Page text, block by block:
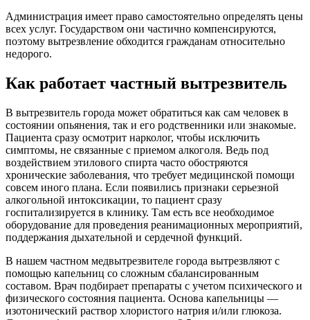
Администрация имеет право самостоятельно определять цены
всех услуг. Государством они частично компенсируются,
поэтому вытрезвление обходится гражданам относительно
недорого.
Как работает частный вытрезвитель
В вытрезвитель города может обратиться как сам человек в
состоянии опьянения, так и его родственники или знакомые.
Пациента сразу осмотрит нарколог, чтобы исключить
симптомы, не связанные с приемом алкоголя. Ведь под
воздействием этилового спирта часто обостряются
хронические заболевания, что требует медицинской помощи
совсем иного плана. Если появились признаки серьезной
алкогольной интоксикации, то пациент сразу
госпитализируется в клинику. Там есть все необходимое
оборудование для проведения реанимационных мероприятий,
поддержания дыхательной и сердечной функций.
В нашем частном медвытрезвителе города вытрезвляют с
помощью капельниц со сложным сбалансированным
составом. Врач подбирает препараты с учетом психического и
физического состояния пациента. Основа капельницы —
изотонический раствор хлористого натрия и/или глюкоза.